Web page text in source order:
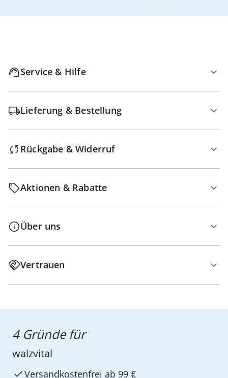
Service & Hilfe
Lieferung & Bestellung
Rückgabe & Widerruf
Aktionen & Rabatte
Über uns
Vertrauen
4 Gründe für
walzvital
Versandkostenfrei ab 99 €